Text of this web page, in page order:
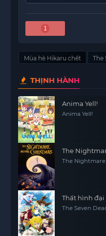
1
Mùa hè Hikaru chết The
THỊNH HÀNH
Anima Yell!
Anima Yell!
The
The
Thất hình đại
The Seven